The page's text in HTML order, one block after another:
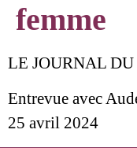
femme
LE JOURNAL
Entrevue avec
25 avril 2024